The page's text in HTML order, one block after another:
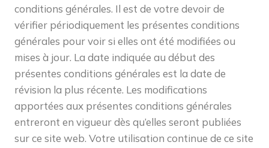
conditions générales. Il est de votre devoir de
vérifier périodiquement les présentes conditions
générales pour voir si elles ont été modifiées ou
mises à jour. La date indiquée au début des
présentes conditions générales est la date de
révision la plus récente. Les modifications
apportées aux présentes conditions générales
entreront en vigueur dès qu’elles seront publiées
sur ce site web. Votre utilisation continue de ce site